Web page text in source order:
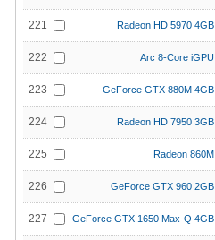
221 Radeon HD 5970 4GB
222 Arc 8-Core iGPU
223 GeForce GTX 880M 4GB
224 Radeon HD 7950 3GB
225 Radeon 860M
226 GeForce GTX 960 2GB
227 GeForce GTX 1650 Max-Q 4GB